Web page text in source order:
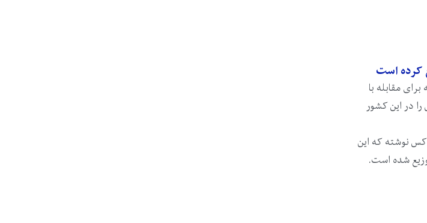
مقابله با
را در این کشور
در اکس نوشته که این
شده است.